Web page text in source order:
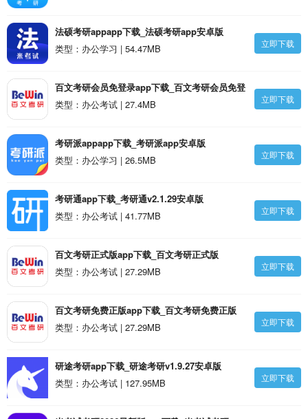
法硕考研appapp下载_法硕考研app安卓版
类型：办公学习 | 54.47MB
立即下载
百文考研会员免登录app下载_百文考研会员免登
录v2.0.5.6安卓版
类型：办公考试 | 27.4MB 立即下载
考研派appapp下载_考研派app安卓版
类型：办公学习 | 26.5MB
立即下载
考研通app下载_考研通v2.1.29安卓版
类型：办公考试 | 41.77MB
立即下载
百文考研正式版app下载_百文考研正式版
v2.0.5.5安卓版
类型：办公考试 | 27.29MB 立即下载
百文考研免费正版app下载_百文考研免费正版
v2.0.5.5安卓版
类型：办公考试 | 27.29MB 立即下载
研途考研app下载_研途考研v1.9.27安卓版
类型：办公考试 | 127.95MB
立即下载